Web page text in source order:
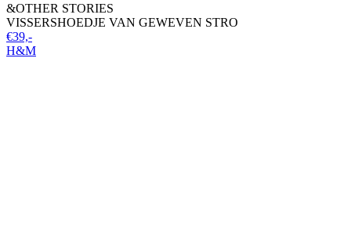
&OTHER STORIES
VISSERSHOEDJE VAN GEWEVEN STRO
€39,-
H&M